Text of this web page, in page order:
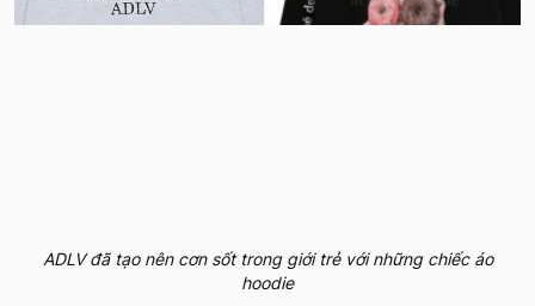
ADLV đã tạo nên cơn sốt trong giới trẻ với những chiếc áo
hoodie